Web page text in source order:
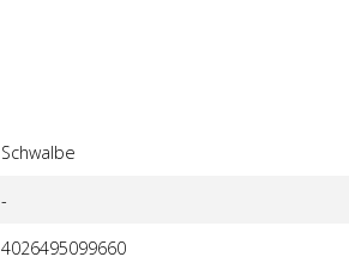
Schwalbe
-
4026495099660